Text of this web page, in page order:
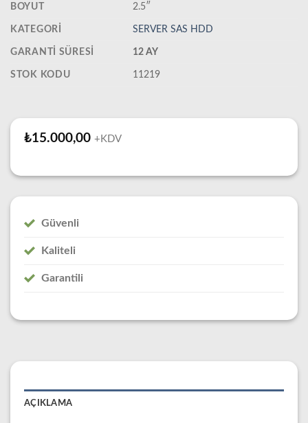
BOYUT 2.5″
KATEGORI SERVER SAS HDD
GARANTI SÜRESI 12 AY
STOK KODU 11219
₺15.000,00 +KDV
Güvenli
Kaliteli
Garantili
AÇIKLAMA